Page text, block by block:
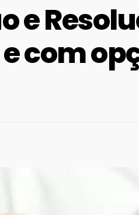
e
com